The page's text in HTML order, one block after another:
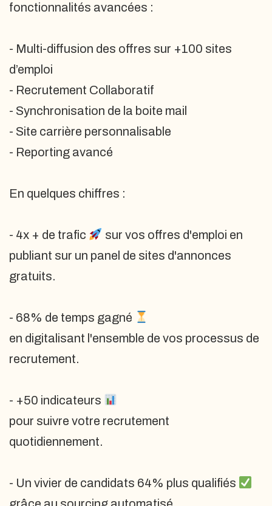
fonctionnalités avancées :
- Multi-diffusion des offres sur +100 sites
d’emploi
- Recrutement Collaboratif
- Synchronisation de la boite mail
- Site carrière personnalisable
- Reporting avancé
En quelques chiffres :
- 4x + de trafic
sur vos offres d'emploi en
publiant sur un panel de sites d'annonces
gratuits.
- 68% de temps gagné
en digitalisant l'ensemble de vos processus de
recrutement.
- +50 indicateurs
pour suivre votre recrutement
quotidiennement.
- Un vivier de candidats 64% plus qualifiés